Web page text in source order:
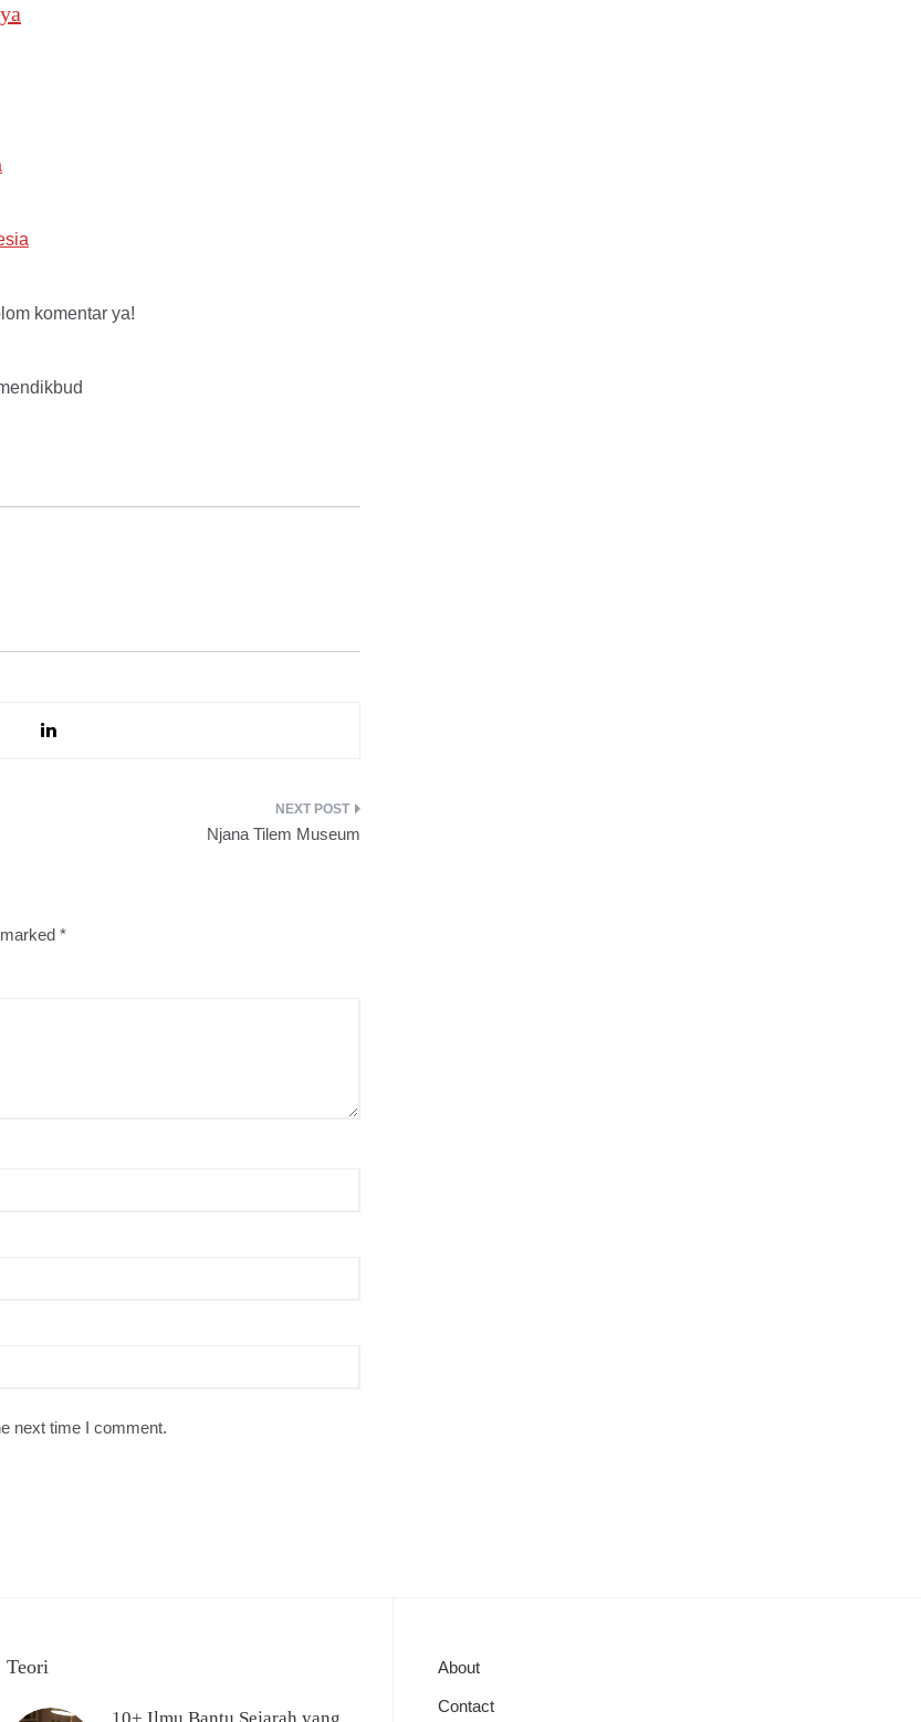
komentar ya!
Njana Tilem Museum
*
next time I comment.
Teori About
Contact